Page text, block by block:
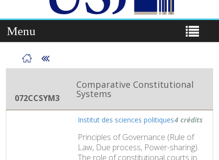
Menu
072CCSYM3
Comparative Constitutional
Systems
Institut des sciences politiques4 crédits
Principles of Governance (Rule of
Law, Due process, Power-sharing).
The role of constitutional courts in